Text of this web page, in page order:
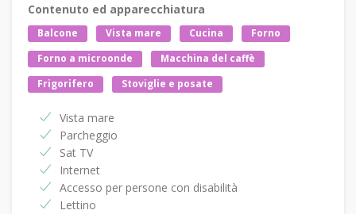
Contenuto ed apparecchiatura
Balcone Vista mare Cucina
Forno
Forno a microonde
Macchina del caffè
Frigorifero
Stoviglie e posate
Vista mare
Parcheggio
Sat TV
Internet
Accesso per persone con disabilità
Lettino